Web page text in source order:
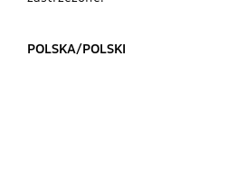
POLSKA/POLSKI